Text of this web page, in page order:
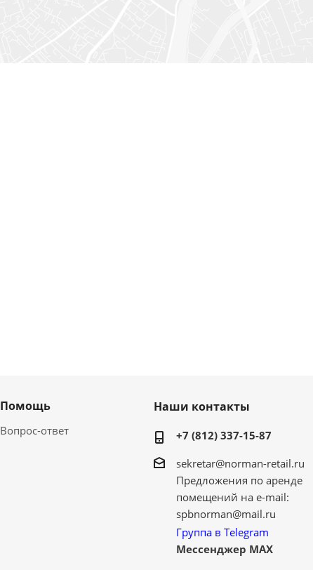
Помощь
Вопрос-ответ
Наши контакты
+7 (812) 337-15-87
sekretar@norman-retail.ru
Предложения по аренде
помещений на e-mail:
spbnorman@mail.ru
Группа в Telegram
Мессенджер MAX